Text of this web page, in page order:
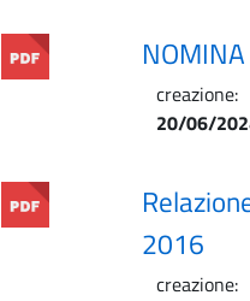
creazione:
20/06/
2016
creazione: